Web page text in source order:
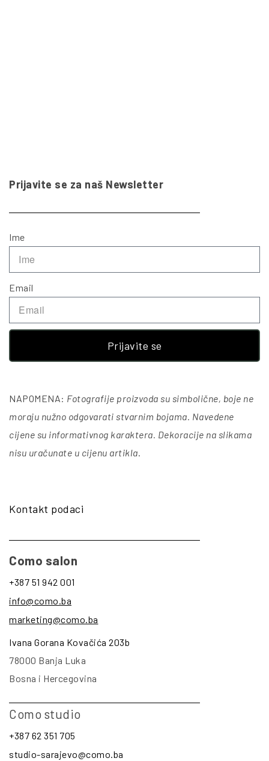
Prijavite se za naš Newsletter
Ime
Email
Prijavite se
NAPOMENA: Fotografije proizvoda su simbolične, boje ne
moraju nužno odgovarati stvarnim bojama. Navedene
cijene su informativnog karaktera. Dekoracije na slikama
nisu uračunate u cijenu artikla.
Kontakt podaci
Como salon
+387 51 942 001
info@como.ba
marketing@como.ba
Ivana Gorana Kovačića 203b
78000 Banja Luka
Bosna i Hercegovina
Como studio
+387 62 351 705
studio-sarajevo@como.ba